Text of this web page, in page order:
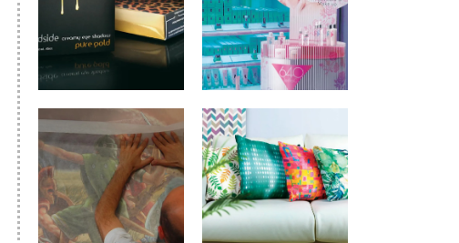
AMBALAJE
SPECIALE
STAND – DISPLAY
FRESCĂ
DECORAȚII
INTERIOARE